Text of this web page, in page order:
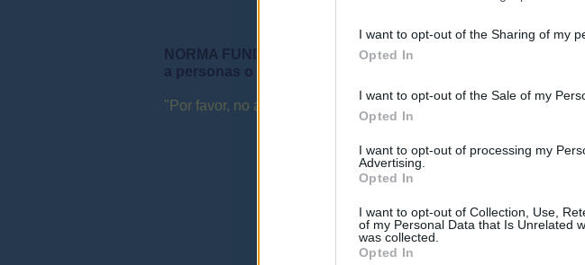
I want to opt-out of the Sharing of my
Opted In
I want to opt-out of the Sale of my
Opted In
I want to opt-out of processing my
Advertising.
Opted In
I want to opt-out of Collection, Use,
of my Personal Data that Is Unrelated
was collected.
Opted In
NORMA FUNDAMENTAL DEL FORO: "Se ruega mantenga
a personas o instituciones ni que creen crispación"
"Por favor, no abuse de las mayúsculas e intente utilizar una